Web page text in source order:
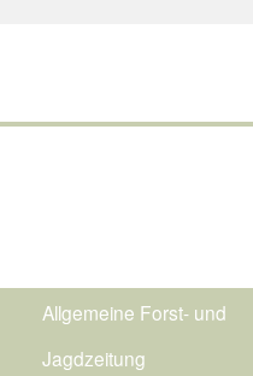
Allgemeine Forst- und
Jagdzeitung